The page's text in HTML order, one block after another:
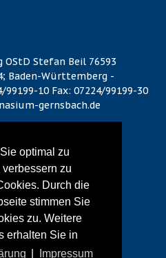
optimal zu
zu
Durch die
stimmen Sie
zu. Weitere
erhalten Sie in
Impressum
OStD Stefan Beil 76593
Baden-Württemberg -
10 Fax: 07224/99199-30
gernsbach.de
Datenschutzerklärung